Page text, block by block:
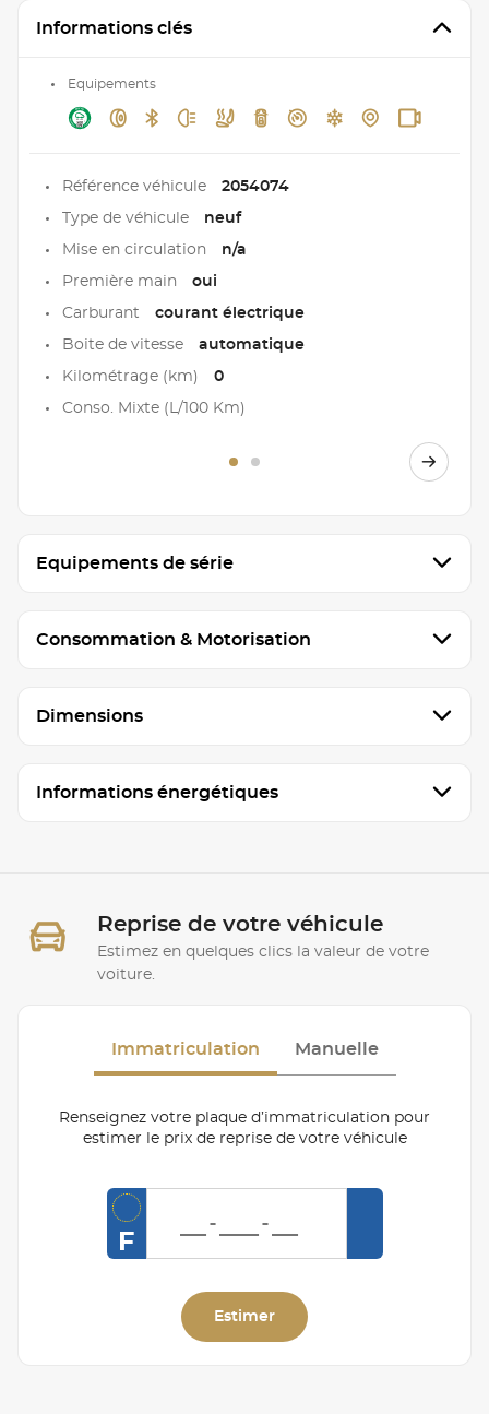
Informations clés
Equipements
Référence véhicule 2054074
Type de véhicule neuf
Mise en circulation n/a
Première main oui
Carburant courant électrique
Boite de vitesse automatique
Kilométrage (km) 0
Conso. Mixte (L/100 Km)
Equipements de série
Consommation & Motorisation
Dimensions
Informations énergétiques
Reprise de votre véhicule
Estimez en quelques clics la valeur de votre
voiture.
Immatriculation Manuelle
Renseignez votre plaque d’immatriculation pour
estimer le prix de reprise de votre véhicule
F
Estimer